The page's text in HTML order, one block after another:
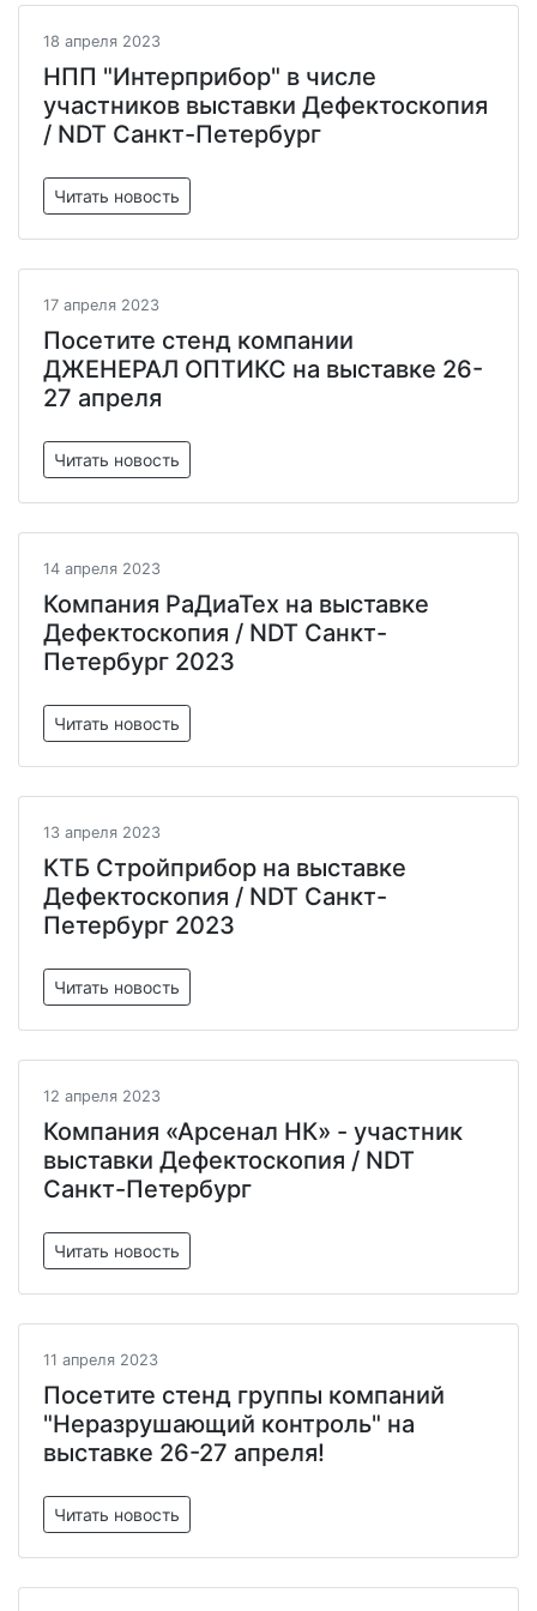
18 апреля 2023
НПП "Интерприбор" в числе
участников выставки Дефектоскопия
/ NDT Санкт-Петербург
Читать новость
17 апреля 2023
Посетите стенд компании
ДЖЕНЕРАЛ ОПТИКС на выставке 26-
27 апреля
Читать новость
14 апреля 2023
Компания РаДиаТех на выставке
Дефектоскопия / NDT Санкт-
Петербург 2023
Читать новость
13 апреля 2023
КТБ Стройприбор на выставке
Дефектоскопия / NDT Санкт-
Петербург 2023
Читать новость
12 апреля 2023
Компания «Арсенал НК» - участник
выставки Дефектоскопия / NDT
Санкт-Петербург
Читать новость
11 апреля 2023
Посетите стенд группы компаний
"Неразрушающий контроль" на
выставке 26-27 апреля!
Читать новость